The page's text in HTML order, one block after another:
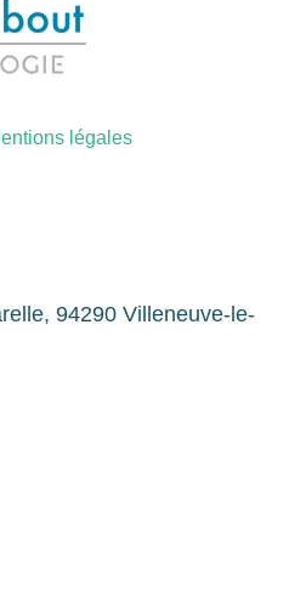
légales
94290 Villeneuve-le-